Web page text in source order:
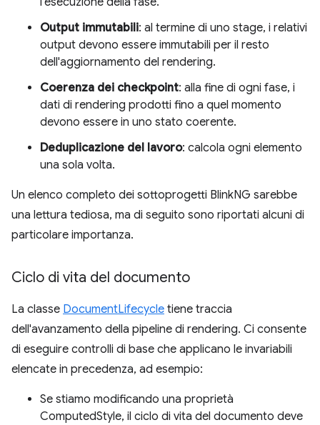
Output immutabili: al termine di uno stage, i relativi
output devono essere immutabili per il resto
dell'aggiornamento del rendering.
Coerenza dei checkpoint: alla fine di ogni fase, i
dati di rendering prodotti fino a quel momento
devono essere in uno stato coerente.
Deduplicazione del lavoro: calcola ogni elemento
una sola volta.
Un elenco completo dei sottoprogetti BlinkNG sarebbe
una lettura tediosa, ma di seguito sono riportati alcuni di
particolare importanza.
Ciclo di vita del documento
La classe DocumentLifecycle tiene traccia
dell'avanzamento della pipeline di rendering. Ci consente
di eseguire controlli di base che applicano le invariabili
elencate in precedenza, ad esempio:
Se stiamo modificando una proprietà
ComputedStyle, il ciclo di vita del documento deve